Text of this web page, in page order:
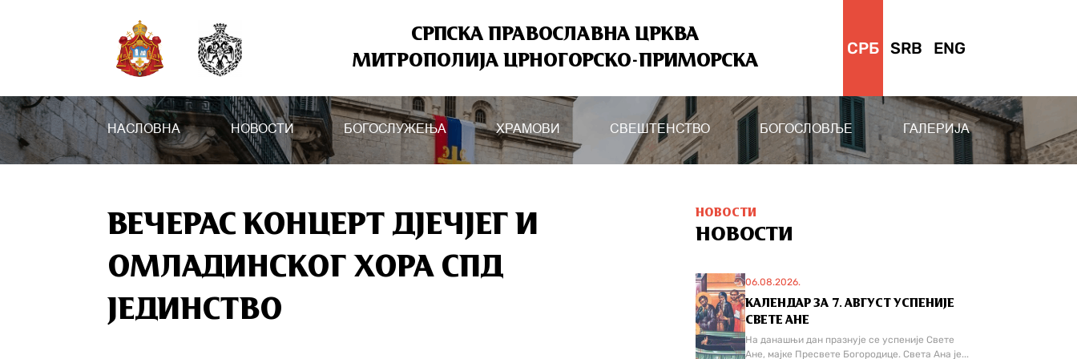
СРПСКА ПРАВОСЛАВНА ЦРКВА
МИТРОПОЛИЈА ЦРНОГОРСКО-ПРИМОРСКА
СРБ SRB ENG
НАСЛОВНА НОВОСТИ БОГОСЛУЖЕЊА ХРАМОВИ СВЕШТЕНСТВО БОГОСЛОВЉЕ ГАЛЕРИЈА
ВЕЧЕРАС КОНЦЕРТ ДЈЕЧЈЕГ И
ОМЛАДИНСКОГ ХОРА СПД
ЈЕДИНСТВО
НОВОСТИ
НОВОСТИ
06.08.2026.
КАЛЕНДАР ЗА 7. АВГУСТ УСПЕНИЈЕ
СВЕТЕ АНЕ
На данашњи дан празнује се успеније Свете
Ане, мајке Пресвете Богородице. Света Ана је...